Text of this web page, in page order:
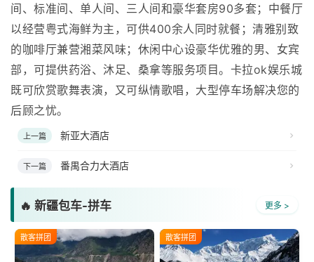
间、标准间、单人间、三人间和豪华套房90多套；中餐厅
以经营粤式海鲜为主，可供400余人同时就餐；清雅别致
的咖啡厅兼营湘菜风味；休闲中心设豪华优雅的男、女宾
部，可提供药浴、沐足、桑拿等服务项目。卡拉ok娱乐城
既可欣赏歌舞表演，又可纵情歌唱，大型停车场解决您的
后顾之忧。
上一篇 新亚大酒店
下一篇 番禺合力大酒店
🔥 新疆包车-拼车 更多 >
散客拼团 散客拼团